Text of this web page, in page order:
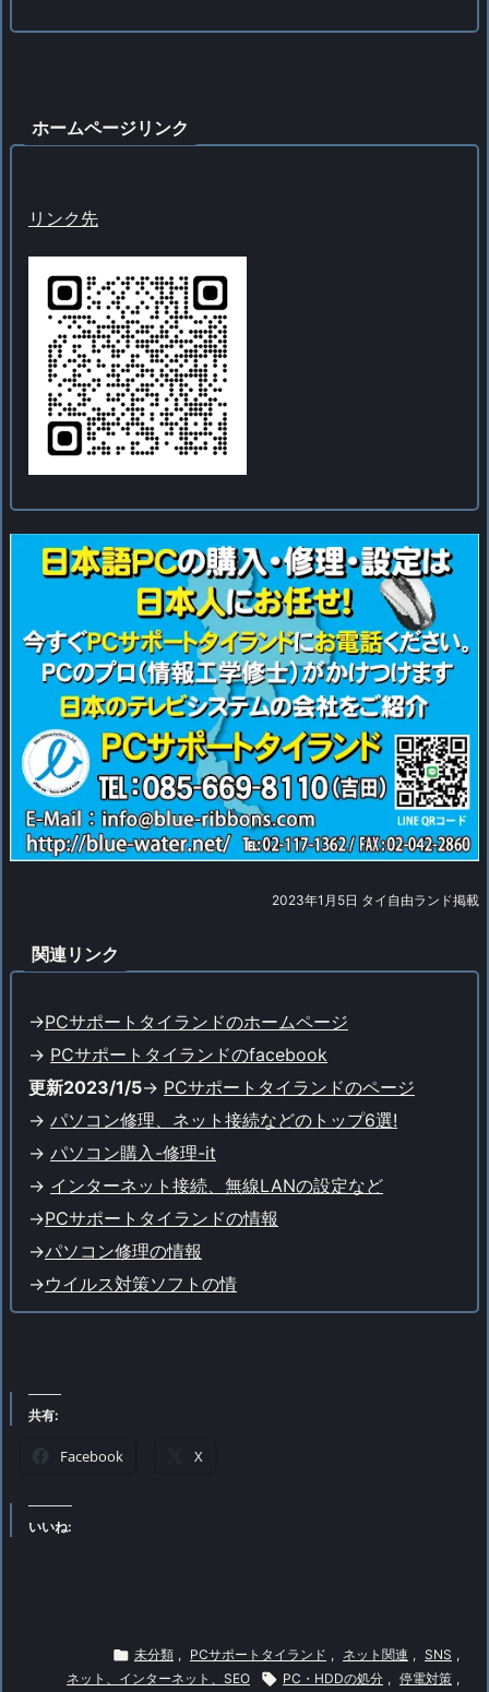
ホームページリンク
リンク先
2023年1月5日 タイ自由ランド掲載
関連リンク
->PCサポートタイランドのホームページ
-> PCサポートタイランドのfacebook
更新2023/1/5-> PCサポートタイランドのページ
-> パソコン修理、ネット接続などのトップ6選!
-> パソコン購入-修理-it
-> インターネット接続、無線LANの設定など
->PCサポートタイランドの情報
->パソコン修理の情報
->ウイルス対策ソフトの情
共有:
Facebook X
いいね:
 未分類 , PCサポートタイランド , ネット関連 , SNS ,
ネット、インターネット、SEO
 PC・HDDの処分 , 停電対策 ,